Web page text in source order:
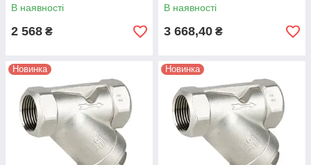
В наявності
2 568 ₴
В наявності
3 668,40 ₴
Новинка Новинка